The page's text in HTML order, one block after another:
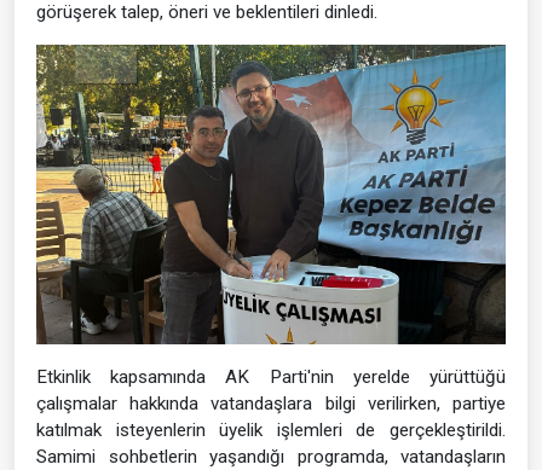
görüşerek talep, öneri ve beklentileri dinledi.
Etkinlik kapsamında AK Parti'nin yerelde yürüttüğü
çalışmalar hakkında vatandaşlara bilgi verilirken, partiye
katılmak isteyenlerin üyelik işlemleri de gerçekleştirildi.
Samimi sohbetlerin yaşandığı programda, vatandaşların